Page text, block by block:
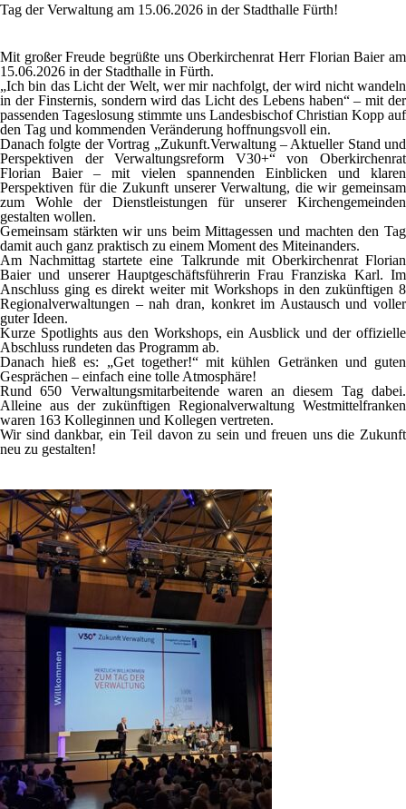
Tag der Verwaltung am 15.06.2026 in der Stadthalle Fürth!
Mit großer Freude begrüßte uns Oberkirchenrat Herr Florian Baier am
15.06.2026 in der Stadthalle in Fürth.
„Ich bin das Licht der Welt, wer mir nachfolgt, der wird nicht wandeln
in der Finsternis, sondern wird das Licht des Lebens haben“ – mit der
passenden Tageslosung stimmte uns Landesbischof Christian Kopp auf
den Tag und kommenden Veränderung hoffnungsvoll ein.
Danach folgte der Vortrag „Zukunft.Verwaltung – Aktueller Stand und
Perspektiven der Verwaltungsreform V30+“ von Oberkirchenrat
Florian Baier – mit vielen spannenden Einblicken und klaren
Perspektiven für die Zukunft unserer Verwaltung, die wir gemeinsam
zum Wohle der Dienstleistungen für unserer Kirchengemeinden
gestalten wollen.
Gemeinsam stärkten wir uns beim Mittagessen und machten den Tag
damit auch ganz praktisch zu einem Moment des Miteinanders.
Am Nachmittag startete eine Talkrunde mit Oberkirchenrat Florian
Baier und unserer Hauptgeschäftsführerin Frau Franziska Karl. Im
Anschluss ging es direkt weiter mit Workshops in den zukünftigen 8
Regionalverwaltungen – nah dran, konkret im Austausch und voller
guter Ideen.
Kurze Spotlights aus den Workshops, ein Ausblick und der offizielle
Abschluss rundeten das Programm ab.
Danach hieß es: „Get together!“ mit kühlen Getränken und guten
Gesprächen – einfach eine tolle Atmosphäre!
Rund 650 Verwaltungsmitarbeitende waren an diesem Tag dabei.
Alleine aus der zukünftigen Regionalverwaltung Westmittelfranken
waren 163 Kolleginnen und Kollegen vertreten.
Wir sind dankbar, ein Teil davon zu sein und freuen uns die Zukunft
neu zu gestalten!